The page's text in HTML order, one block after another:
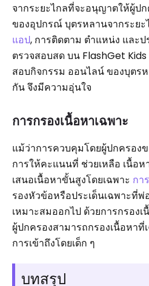
จากระยะไกลที่จะอนุญาตให้ผู้ป
ของอุปกรณ์ บุตรหลานจากระยะ
แอป, การติดตาม ตำแหน่ง และป
ตรวจสอบสด บน FlashGet
สอบกิจกรรม ออนไลน์ ของบุตร
กัน จึงมีความอุ่นใจ
การกรองเนื้อหาเฉพาะ
แม้ว่าการควบคุมโดยผู้ปกครอง
การให้คะแนนที่ ช่วยเหลือ เนื้อ
เสนอเนื้อหาขั้นสูงโดยเฉพาะ กา
รองหัวข้อหรือประเด็นเฉพาะที่
เหมาะสมออกไป ด้วยการกรอง
ผู้ปกครองสามารถกรองเนื้อหาที่
การเข้าถึงโดยเด็ก ๆ
บทสรุป